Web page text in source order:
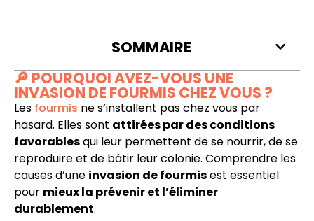
SOMMAIRE
🔎 POURQUOI AVEZ-VOUS UNE
INVASION DE FOURMIS CHEZ VOUS ?
Les fourmis ne s’installent pas chez vous par
hasard. Elles sont attirées par des conditions
favorablesqui leur permettent de se nourrir, de se
reproduire et de bâtir leur colonie. Comprendre les
causes d’une invasion de fourmisest essentiel
pour mieux la prévenir et l’éliminer
durablement.